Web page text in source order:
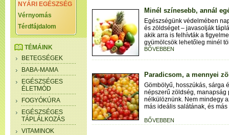
NYÁRI EGÉSZSÉG
Vérnyomás
Térdfájdalom
TÉMÁINK
BETEGSÉGEK
BABA-MAMA
EGÉSZSÉGES
ÉLETMÓD
FOGYÓKÚRA
EGÉSZSÉGES
TÁPLÁLKOZÁS
VITAMINOK
Minél színesebb, annál
Egészségünk védelmében
és zöldséget – javasolják
akik arra is felhívták a
gyümölcsök lehetőleg minél
BŐVEBBEN
Paradicsom, a mennyei
Gömbölyű, hosszúkás, sárga
népszerű zöldség, manapság
nélkülöznünk. Nem mindegy
más ideális salátának, és
BŐVEBBEN